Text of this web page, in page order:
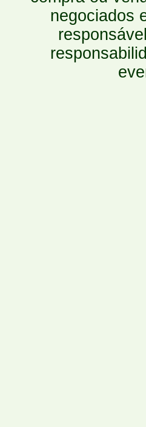
negociados